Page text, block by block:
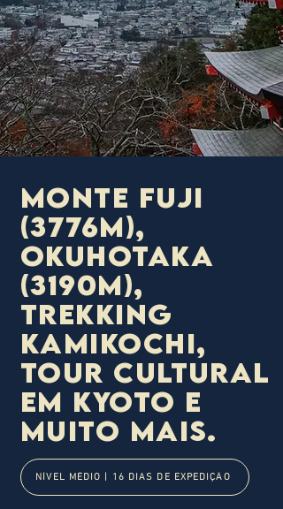
Monte Fuji
(3776m),
Okuhotaka
(3190m),
trekking
Kamikochi,
tour cultural
em Kyoto e
muito mais.
NÍVEL MÉDIO | 16 DIAS DE EXPEDIÇÃO